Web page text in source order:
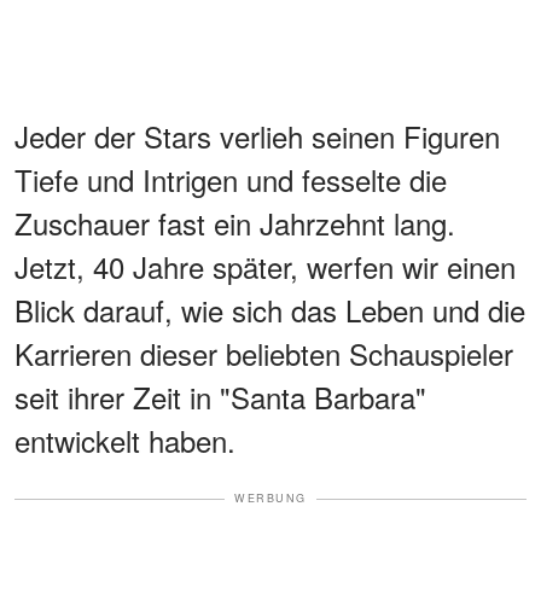
Jeder der Stars verlieh seinen Figuren
Tiefe und Intrigen und fesselte die
Zuschauer fast ein Jahrzehnt lang.
Jetzt, 40 Jahre später, werfen wir einen
Blick darauf, wie sich das Leben und die
Karrieren dieser beliebten Schauspieler
seit ihrer Zeit in "Santa Barbara"
entwickelt haben.
WERBUNG